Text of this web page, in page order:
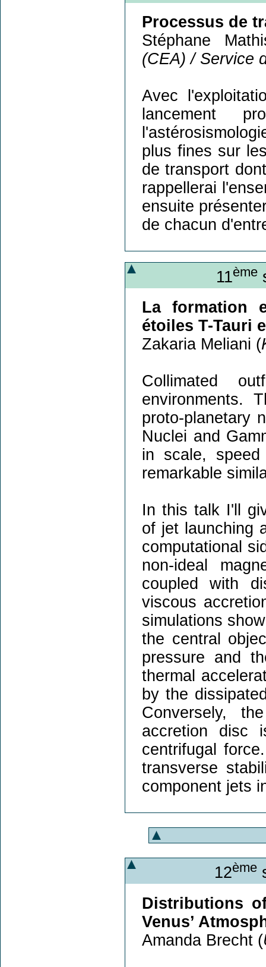
Processus de
Stéphane
(CEA) / Service
Avec
lancement
plus fines sur
de transport
rappellerai
ensuite
de chacun
11ème
La formation
étoiles T-Tauri
Zakaria Meliani (
Collimated
environments.
proto-planetary
Nuclei and
in scale,
remarkable
In this talk I'll
of jet launching
computational
non-ideal
coupled with
viscous
simulations
the central
pressure and
thermal
by the
Conversely,
accretion disc
centrifugal
transverse
component jets
12ème
Distributions
Venus’
Amanda Brecht (